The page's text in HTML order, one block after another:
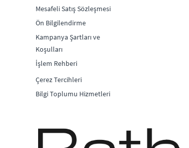
Mesafeli Satış Sözleşmesi
Ön Bilgilendirme
Kampanya Şartları ve
Koşulları
İşlem Rehberi
Çerez Tercihleri
Bilgi Toplumu Hizmetleri